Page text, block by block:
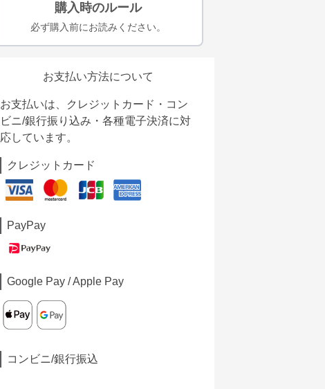
購入時のルール
必ず購入前にお読みください。
お支払い方法について
お支払いは、クレジットカード・コン
ビニ/銀行振り込み・各種電子決済に対
応しています。
クレジットカード
PayPay
Google Pay / Apple Pay
コンビニ/銀行振込